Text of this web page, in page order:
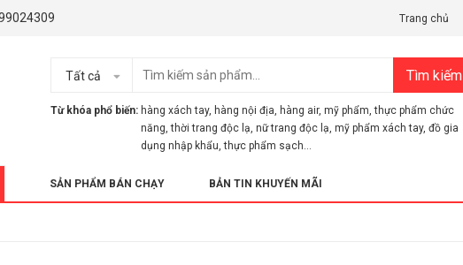
Trang chủ
Tất cả Tìm kiếm
Từ khóa phổ biến: hàng xách tay, hàng nội địa, hàng air, mỹ phẩm,thực phẩm chức
năng,thời trang độc lạ, nữ trang độc lạ, mỹ phẩm xách tay, đồ gia
dụng nhập khẩu,thực phẩm sạch...
SẢN PHẨM BÁN CHẠY BẢN TIN KHUYẾN MÃI